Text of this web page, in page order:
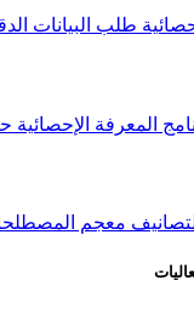
طلب البيانات
المعرفة الإحصائية
معجم